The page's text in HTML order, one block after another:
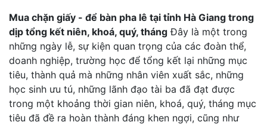
Mua chặn giấy - để bàn pha lê tại tỉnh Hà Giang trong
dịp tổng kết niên, khoá, quý, tháng Đây là một trong
những ngày lễ, sự kiện quan trọng của các đoàn thể,
doanh nghiệp, trường học để tổng kết lại những mục
tiêu, thành quả mà những nhân viên xuất sắc, những
học sinh ưu tú, những lãnh đạo tài ba đã đạt được
trong một khoảng thời gian niên, khoá, quý, tháng mục
tiêu đã đề ra hoàn thành đáng khen ngợi, cũng như